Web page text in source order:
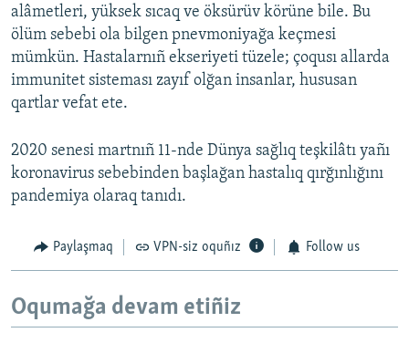
alâmetleri, yüksek sıcaq ve öksürüv körüne bile. Bu
ölüm sebebi ola bilgen pnevmoniyağa keçmesi
mümkün. Hastalarnıñ ekseriyeti tüzele; çoqusı allarda
immunitet sisteması zayıf olğan insanlar, hususan
qartlar vefat ete.
2020 senesi martnıñ 11-nde Dünya sağlıq teşkilâtı yañı
koronavirus sebebinden başlağan hastalıq qırğınlığını
pandemiya olaraq tanıdı.
Paylaşmaq VPN-siz oquñız Follow us
Oqumağa devam etiñiz